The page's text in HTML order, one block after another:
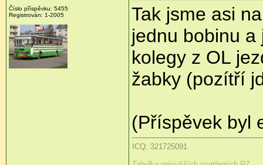
Číslo příspěvku: 5455
Registrován: 1-2005
Tak jsme asi
jednu bobinu
kolegy z OL
žabky (pozítří
(Příspěvek byl
ICQ: 321725091